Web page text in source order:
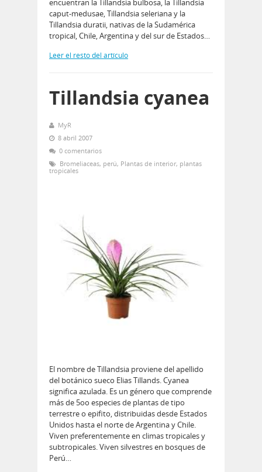
encuentran la Tillandsia bulbosa, la Tillandsia
caput-medusae, Tillandsia seleriana y la
Tillandsia duratii, nativas de la Sudamérica
tropical, Chile, Argentina y del sur de Estados…
Leer el resto del artículo
Tillandsia cyanea
MyR
8 abril 2007
0 comentarios
Bromeliaceas, perú, Plantas de interior, plantas
tropicales
El nombre de Tillandsia proviene del apellido
del botánico sueco Elias Tillands. Cyanea
significa azulada. Es un género que comprende
más de 5oo especies de plantas de tipo
terrestre o epifito, distribuidas desde Estados
Unidos hasta el norte de Argentina y Chile.
Viven preferentemente en climas tropicales y
subtropicales. Viven silvestres en bosques de
Perú…